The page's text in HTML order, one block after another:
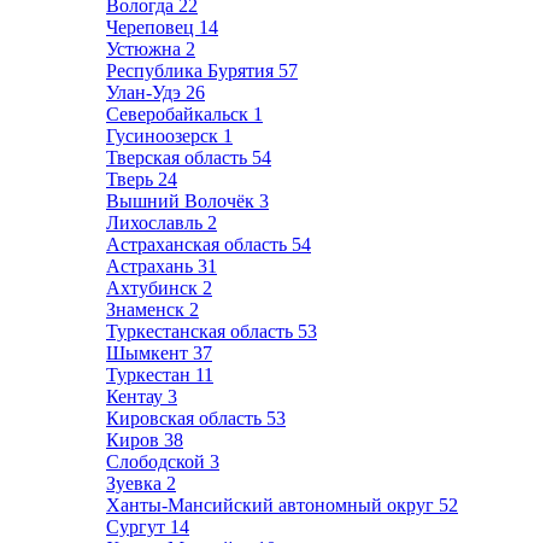
Вологда 22
Череповец 14
Устюжна 2
Республика Бурятия 57
Улан-Удэ 26
Северобайкальск 1
Гусиноозерск 1
Тверская область 54
Тверь 24
Вышний Волочёк 3
Лихославль 2
Астраханская область 54
Астрахань 31
Ахтубинск 2
Знаменск 2
Туркестанская область 53
Шымкент 37
Туркестан 11
Кентау 3
Кировская область 53
Киров 38
Слободской 3
Зуевка 2
Ханты-Мансийский автономный округ 52
Сургут 14